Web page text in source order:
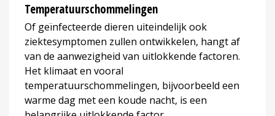
Temperatuurschommelingen
Of geïnfecteerde dieren uiteindelijk ook
ziektesymptomen zullen ontwikkelen, hangt af
van de aanwezigheid van uitlokkende factoren.
Het klimaat en vooral
temperatuurschommelingen, bijvoorbeeld een
warme dag met een koude nacht, is een